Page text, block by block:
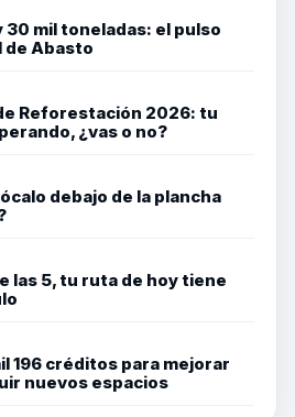
30 mil toneladas: el pulso
de Abasto
Reforestación 2026: tu
¿vas o no?
debajo de la plancha
las 5, tu ruta de hoy tiene
196 créditos para mejorar
nuevos espacios